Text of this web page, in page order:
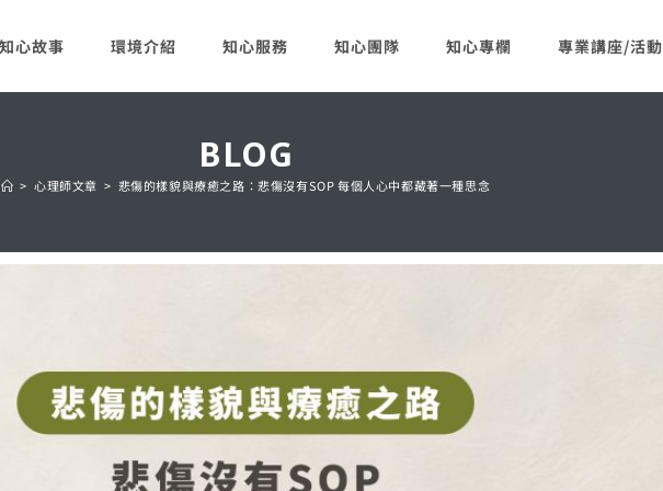
知心故事 環境介紹 知心服務 知心團隊 知心專欄 專業講座/活動
BLOG
> 心理師文章 > 悲傷的樣貌與療癒之路：悲傷沒有SOP 每個人心中都藏著一種思念